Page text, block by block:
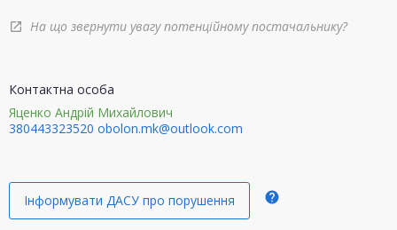
open_in_new На що звернути увагу потенційному постачальнику?
Контактна особа
Яценко Андрій Михайлович
380443323520 obolon.mk@outlook.com
Інформувати ДАСУ про порушення help